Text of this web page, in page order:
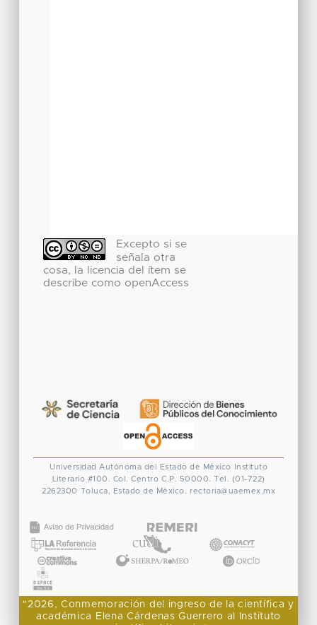
Excepto si se
señala otra
cosa, la licencia del ítem se
describe como openAccess
Universidad Autónoma del Estado de México
Instituto
Literario #100. Col. Centro C.P. 50000. Tel. (01-722)
2262300 Toluca, Estado de México. rectoria@uaemex.mx
"2026, Conmemoración del ingreso de la científica y
académica Elena Cárdenas Guerrero al Instituto